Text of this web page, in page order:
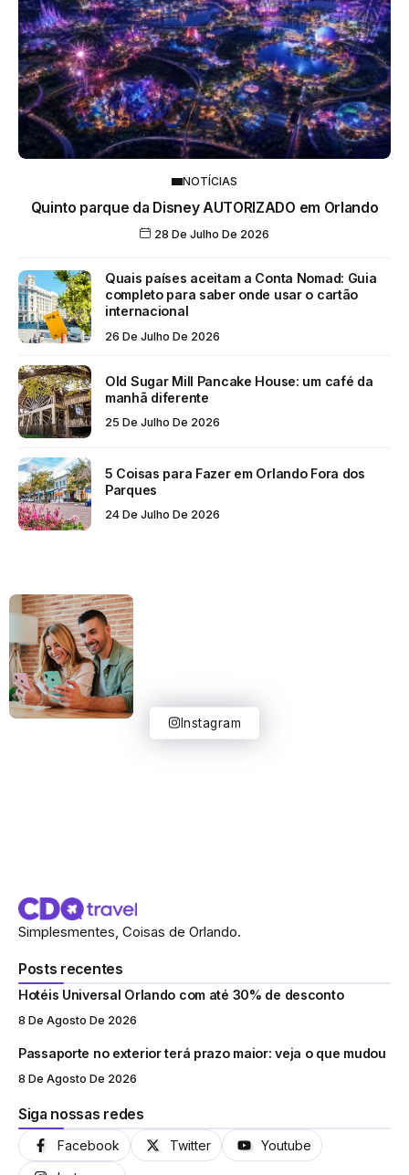
NOTÍCIAS
Quinto parque da Disney AUTORIZADO em Orlando
28 De Julho De 2026
Quais países aceitam a Conta Nomad: Guia
completo para saber onde usar o cartão
internacional
26 De Julho De 2026
Old Sugar Mill Pancake House: um café da
manhã diferente
25 De Julho De 2026
5 Coisas para Fazer em Orlando Fora dos
Parques
24 De Julho De 2026
Instagram
Simplesmentes, Coisas de Orlando.
Posts recentes
Hotéis Universal Orlando com até 30% de desconto
8 De Agosto De 2026
Passaporte no exterior terá prazo maior: veja o que mudou
8 De Agosto De 2026
Siga nossas redes
Facebook Twitter Youtube